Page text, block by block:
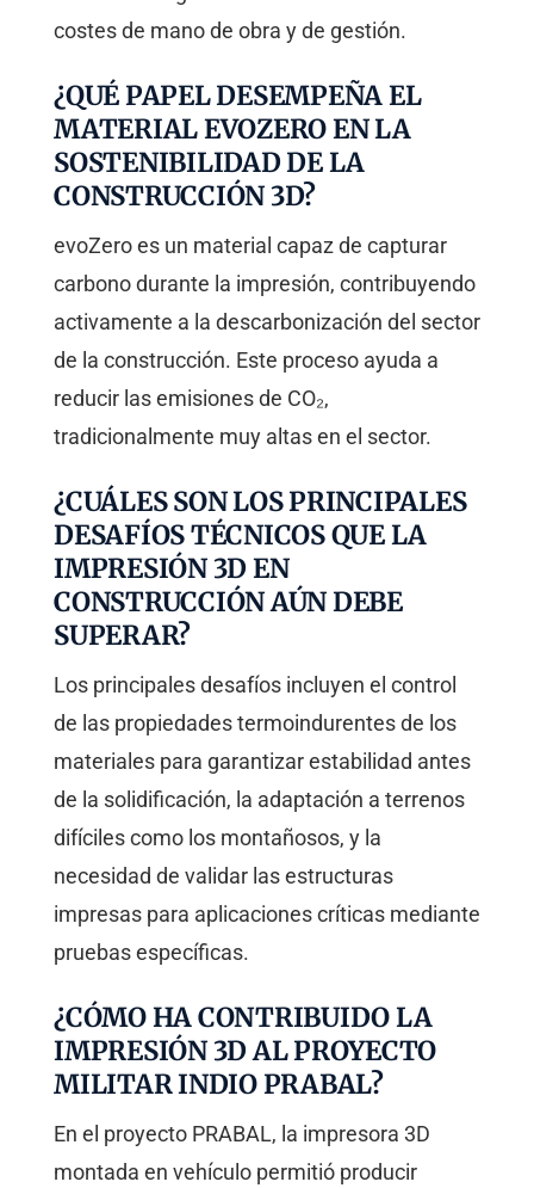
costes de mano de obra y de gestión.
¿QUÉ PAPEL DESEMPEÑA EL
MATERIAL EVOZERO EN LA
SOSTENIBILIDAD DE LA
CONSTRUCCIÓN 3D?
evoZero es un material capaz de capturar
carbono durante la impresión, contribuyendo
activamente a la descarbonización del sector
de la construcción. Este proceso ayuda a
reducir las emisiones de CO₂,
tradicionalmente muy altas en el sector.
¿CUÁLES SON LOS PRINCIPALES
DESAFÍOS TÉCNICOS QUE LA
IMPRESIÓN 3D EN
CONSTRUCCIÓN AÚN DEBE
SUPERAR?
Los principales desafíos incluyen el control
de las propiedades termoindurentes de los
materiales para garantizar estabilidad antes
de la solidificación, la adaptación a terrenos
difíciles como los montañosos, y la
necesidad de validar las estructuras
impresas para aplicaciones críticas mediante
pruebas específicas.
¿CÓMO HA CONTRIBUIDO LA
IMPRESIÓN 3D AL PROYECTO
MILITAR INDIO PRABAL?
En el proyecto PRABAL, la impresora 3D
montada en vehículo permitió producir